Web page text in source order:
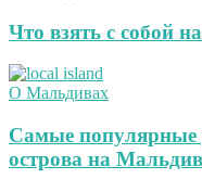
Что взять с собой
О Мальдивах
Самые популярные
острова на